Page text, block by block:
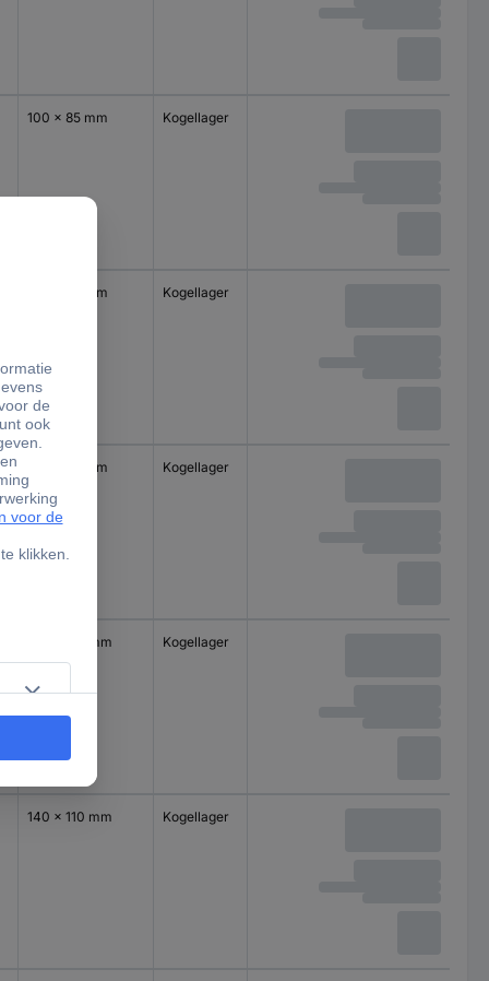
100 x 85 mm Kogellager
100 x 85 mm Kogellager
100 x 85 mm Kogellager
140 x 110 mm Kogellager
140 x 110 mm Kogellager